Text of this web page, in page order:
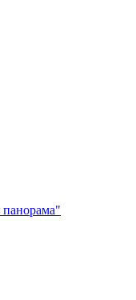
панорама"